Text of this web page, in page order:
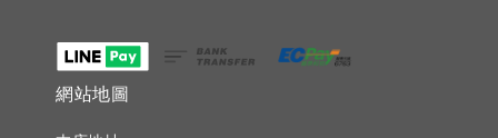
網站地圖